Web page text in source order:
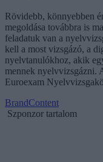
Rövidebb, könnyebben
megoldása továbbra is
feladatuk van a
kell a most vizsgázó, a
nyelvtanulókhoz, akik
mennek nyelvvizsgázni.
Euroexam
BrandContent
Szponzor tartalom